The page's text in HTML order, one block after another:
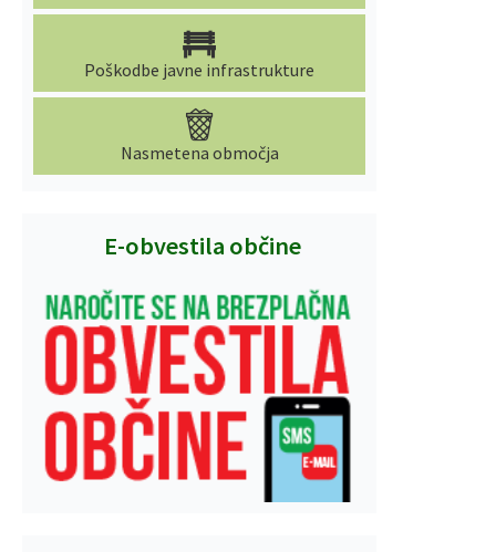
Poškodbe javne infrastrukture
Nasmetena območja
E-obvestila občine